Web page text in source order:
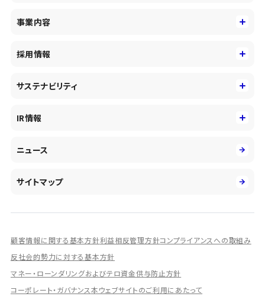
コーポレートアイデンティティ
会社概要・沿革
事業内容
コンサルティング&アドバイザリー
投資事業の拡大
DXとシステムモダナイゼーション
人的資本経営の取組み
採用情報
キャリア採用
障がい者採用
サステナビリティ
社会
IR情報
有価証券報告書／四半期報告書
統合報告書
ディスクロージャー誌
IRプレゼンテーション資料
シェアードリサーチ社による調査レポート
IRに関するよくあるご質問
ニュース
サイトマップ
顧客情報に関する基本方針利益相反管理方針コンプライアンスへの取組み
反社会的勢力に対する基本方針
マネー・ローンダリングおよびテロ資金供与防止方針
コーポレート・ガバナンス本ウェブサイトのご利用にあたって